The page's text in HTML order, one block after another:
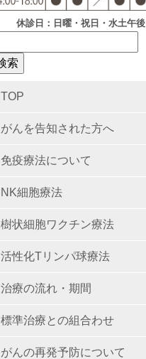
休診日：日曜・祝日・水土午後
TOP
がんを告知された方へ
免疫療法について
NK細胞療法
樹状細胞ワクチン療法
活性化Tリンパ球療法
治療の流れ・期間
標準治療との組合わせ
がんの再発予防について